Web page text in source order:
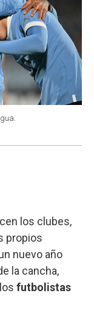
los clubes,
propios
nuevo año
la cancha,
futbolistas